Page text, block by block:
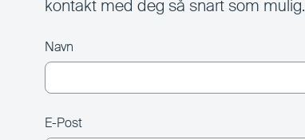
kontakt med deg så snart som mulig.
Navn
E-Post